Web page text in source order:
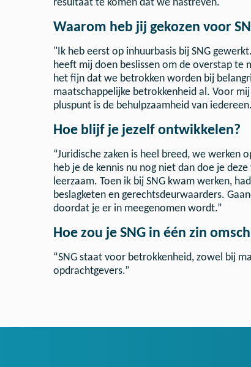
resultaat te komen dat we nastreven."
Waarom heb jij gekozen voor
"Ik heb eerst op inhuurbasis bij SNG
heeft mij doen beslissen om de overstap te
het fijn dat we betrokken worden bij
maatschappelijke betrokkenheid al. Voor
pluspunt is de behulpzaamheid van
Hoe blijf je jezelf ontwikkelen?
“Juridische zaken is heel breed, we werken
heb je de kennis nu nog niet dan doe je
leerzaam. Toen ik bij SNG kwam werken,
beslagketen en gerechtsdeurwaarders.
doordat je er in meegenomen wordt.”
Hoe zou je SNG in één zin
“SNG staat voor betrokkenheid, zowel bij
opdrachtgevers.”